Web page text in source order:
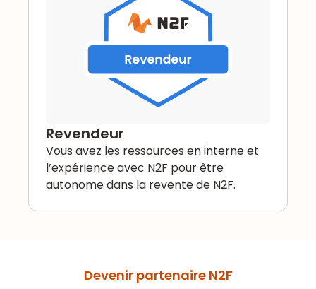
Revendeur
Vous avez les ressources en interne et
l’expérience avec N2F pour être
autonome dans la revente de N2F.
Devenir partenaire N2F